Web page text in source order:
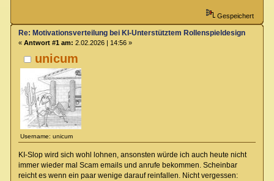
Gespeichert
unicum
Username: unicum
Re: Motivationsverteilung bei KI-Unterstütztem Rollenspieldesign
« Antwort #1 am: 2.02.2026 | 14:56 »
KI-Slop wird sich wohl lohnen, ansonsten würde ich auch heute nicht
immer wieder mal Scam emails und anrufe bekommen. Scheinbar
reicht es wenn ein paar wenige darauf reinfallen. Nicht vergessen: